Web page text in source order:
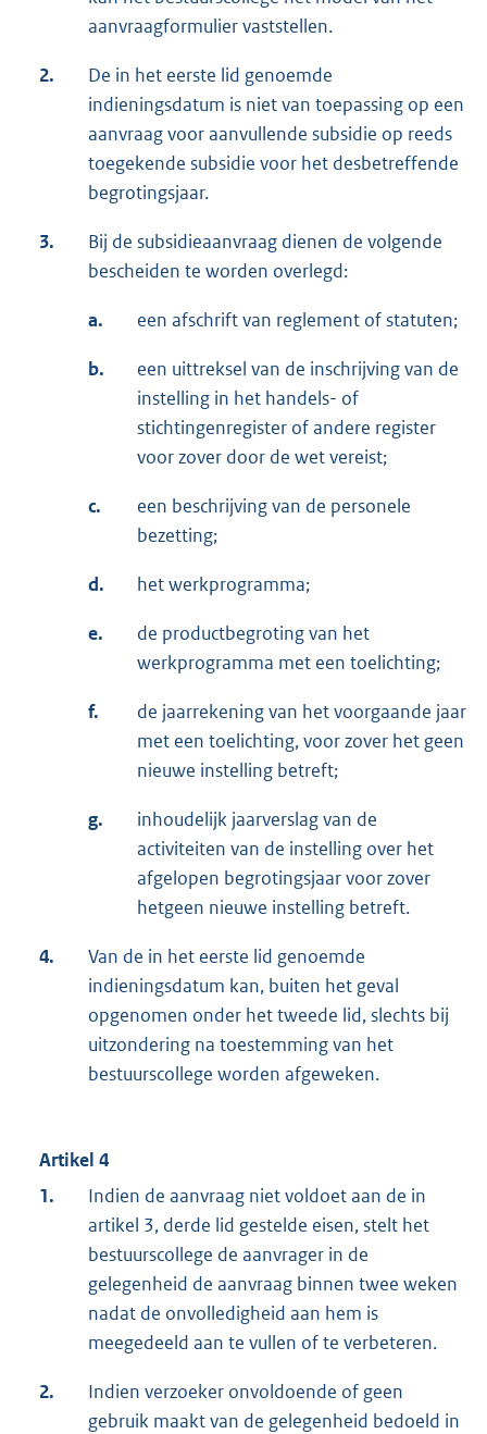
aanvraagformulier vaststellen.
2.
De in het eerste lid genoemde
indieningsdatum is niet van toepassing op een
aanvraag voor aanvullende subsidie op reeds
toegekende subsidie voor het desbetreffende
begrotingsjaar.
3.
Bij de subsidieaanvraag dienen de volgende
bescheiden te worden overlegd:
a. een afschrift van reglement of statuten;
b.
een uittreksel van de inschrijving van de
instelling in het handels- of
stichtingenregister of andere register
voor zover door de wet vereist;
c.
een beschrijving van de personele
bezetting;
d. het werkprogramma;
e.
de productbegroting van het
werkprogramma met een toelichting;
f.
de jaarrekening van het voorgaande jaar
met een toelichting, voor zover het geen
nieuwe instelling betreft;
g.
inhoudelijk jaarverslag van de
activiteiten van de instelling over het
afgelopen begrotingsjaar voor zover
hetgeen nieuwe instelling betreft.
4.
Van de in het eerste lid genoemde
indieningsdatum kan, buiten het geval
opgenomen onder het tweede lid, slechts bij
uitzondering na toestemming van het
bestuurscollege worden afgeweken.
Artikel 4
1.
Indien de aanvraag niet voldoet aan de in
artikel 3, derde lid gestelde eisen, stelt het
bestuurscollege de aanvrager in de
gelegenheid de aanvraag binnen twee weken
nadat de onvolledigheid aan hem is
meegedeeld aan te vullen of te verbeteren.
2.
Indien verzoeker onvoldoende of geen
gebruik maakt van de gelegenheid bedoeld in